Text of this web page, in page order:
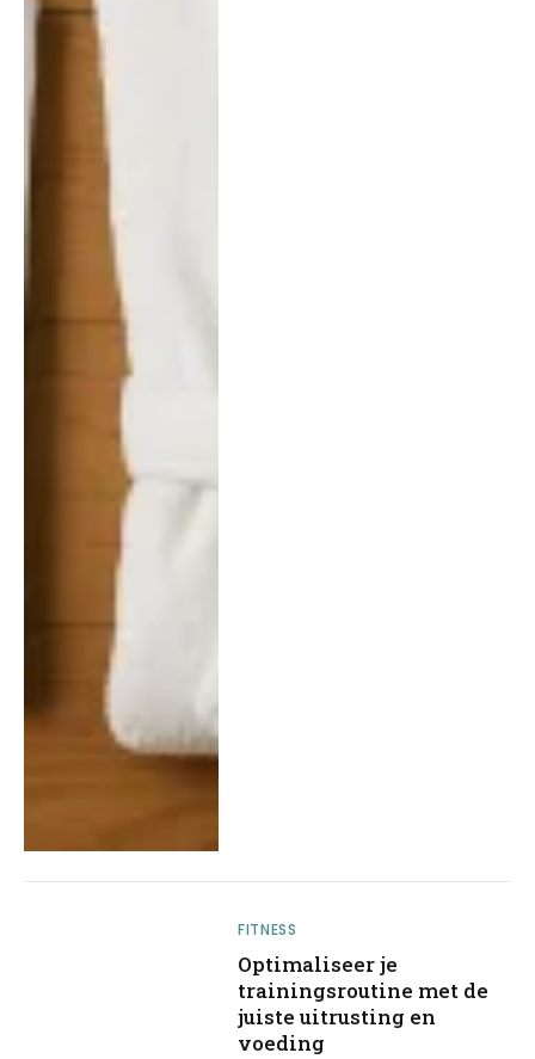
FITNESS
Optimaliseer je
trainingsroutine met de
juiste uitrusting en
voeding